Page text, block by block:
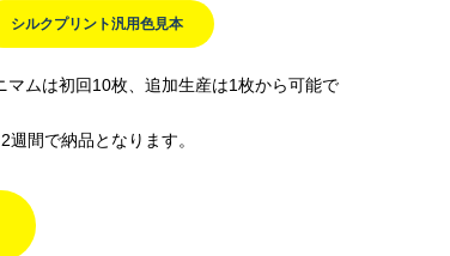
シルクプリント汎用色見本
マムは初回10枚、追加生産は1枚から可能で
週間で納品となります。